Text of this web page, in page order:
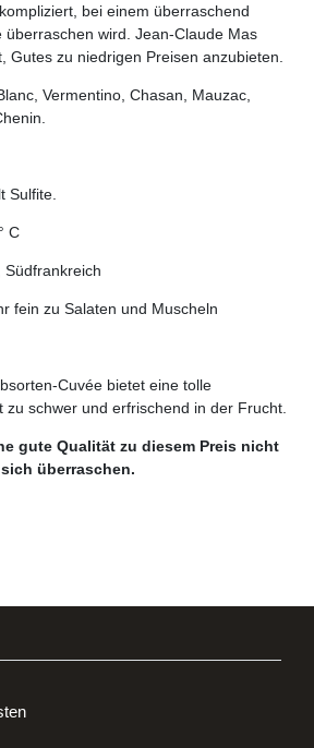
bei einem überraschend
überraschen wird. Jean-Claude Mas
Gutes zu niedrigen Preisen anzubieten.
Vermentino, Chasan, Mauzac,
Sulfite.
C
Südfrankreich
fein zu Salaten und Muscheln
Cuvée bietet eine tolle
zu schwer und erfrischend in der Frucht.
gute Qualität zu diesem Preis nicht
überraschen.